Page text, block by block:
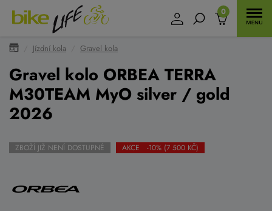
0
Jízdní kola Gravel kola
Gravel kolo ORBEA TERRA
M30TEAM MyO silver / gold
2026
ZBOŽÍ JIŽ NENÍ DOSTUPNÉ AKCE -10% (7 500 KČ)